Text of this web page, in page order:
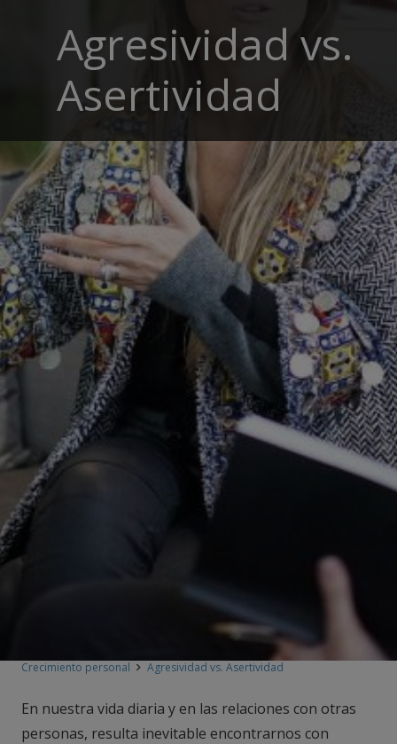
Agresividad vs.
Asertividad
Crecimiento personal Agresividad vs. Asertividad
En nuestra vida diaria y en las relaciones con otras
personas, resulta inevitable encontrarnos con